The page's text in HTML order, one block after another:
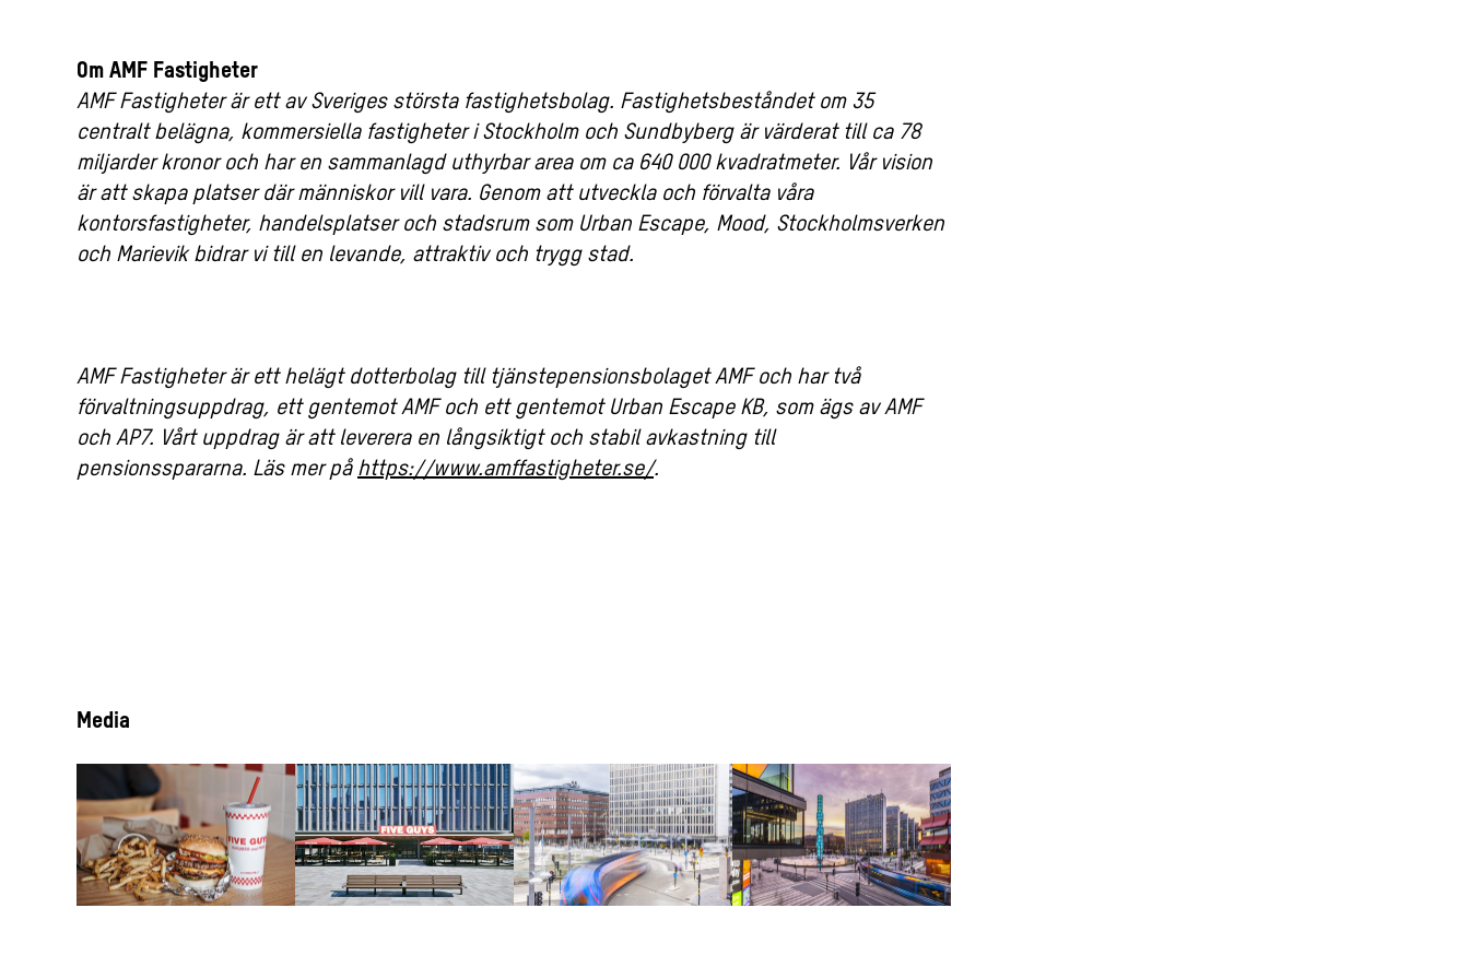
Om AMF Fastigheter
AMF Fastigheter är ett av Sveriges största fastighetsbolag. Fastighetsbeståndet om 35
centralt belägna, kommersiella fastigheter i Stockholm och Sundbyberg är värderat till ca 78
miljarder kronor och har en sammanlagd uthyrbar area om ca 640 000 kvadratmeter. Vår vision
är att skapa platser där människor vill vara. Genom att utveckla och förvalta våra
kontorsfastigheter, handelsplatser och stadsrum som Urban Escape, Mood, Stockholmsverken
och Marievik bidrar vi till en levande, attraktiv och trygg stad.
AMF Fastigheter är ett helägt dotterbolag till tjänstepensionsbolaget AMF och har två
förvaltningsuppdrag, ett gentemot AMF och ett gentemot Urban Escape KB, som ägs av AMF
och AP7. Vårt uppdrag är att leverera en långsiktigt och stabil avkastning till
pensionsspararna. Läs mer på https://www.amffastigheter.se/.
Media